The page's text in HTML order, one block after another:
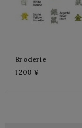
Broderie
1 200 ¥